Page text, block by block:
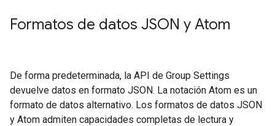
Formatos de datos JSON y Atom
De forma predeterminada, la API de Group Settings
devuelve datos en formato JSON. La notación Atom es un
formato de datos alternativo. Los formatos de datos JSON
y Atom admiten capacidades completas de lectura y